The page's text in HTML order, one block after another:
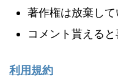
著作権は放棄し
コメント貰える
利用規約